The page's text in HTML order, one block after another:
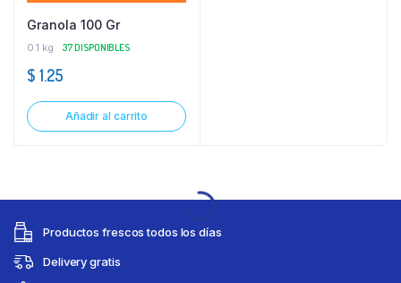
Granola 100 Gr
0.1 kg 37 DISPONIBLES
$ 1.25
Añadir al carrito
Productos frescos todos los días
Delivery gratis